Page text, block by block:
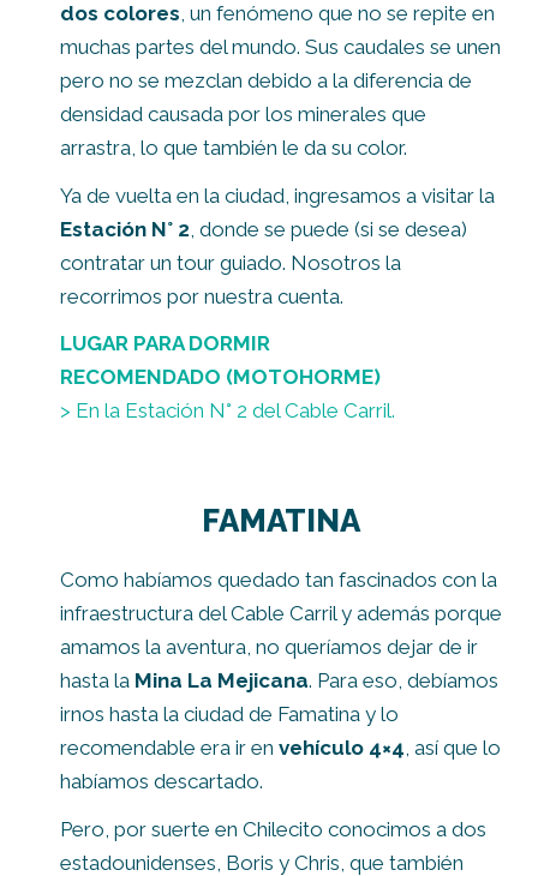
dos colores, un fenómeno que no se repite en
muchas partes del mundo. Sus caudales se unen
pero no se mezclan debido a la diferencia de
densidad causada por los minerales que
arrastra, lo que también le da su color.
Ya de vuelta en la ciudad, ingresamos a visitar la
Estación N° 2 , donde se puede (si se desea)
contratar un tour guiado. Nosotros la
recorrimos por nuestra cuenta.
LUGAR PARA DORMIR
RECOMENDADO (MOTOHORME)
> En la Estación N° 2 del Cable Carril.
FAMATINA
Como habíamos quedado tan fascinados con la
infraestructura del Cable Carril y además porque
amamos la aventura, no queríamos dejar de ir
hasta la Mina La Mejicana. Para eso, debíamos
irnos hasta la ciudad de Famatina y lo
recomendable era ir en vehículo 4×4, así que lo
habíamos descartado.
Pero, por suerte en Chilecito conocimos a dos
estadounidenses, Boris y Chris, que también